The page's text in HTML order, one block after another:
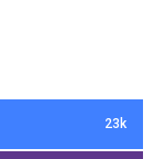
23k